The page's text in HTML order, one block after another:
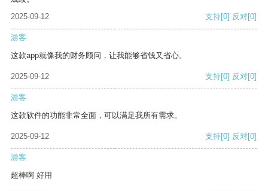
2025-09-12
支持[0] 反对[0]
游客
这款app就像我的财务顾问，让我能够省钱又省心。
2025-09-12 支持[0] 反对[0]
游客
这款软件的功能非常全面，可以满足我所有需求。
2025-09-12 支持[0] 反对[0]
游客
超棒啊 好用